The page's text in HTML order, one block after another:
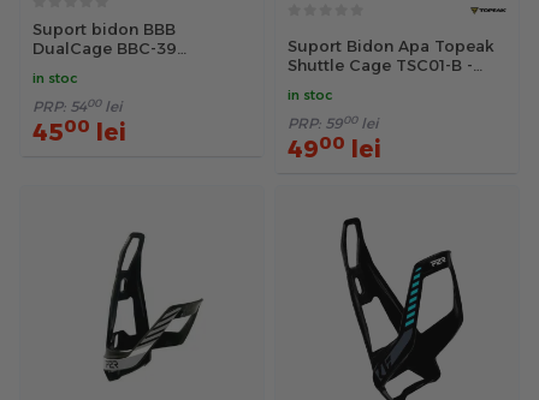
Suport bidon BBB
DualCage BBC-39
in stoc
PRP: 5400 lei
4500 lei
Suport Bidon Apa Topeak
Shuttle Cage TSC01-B -
in stoc
PRP: 5900 lei
4900 lei